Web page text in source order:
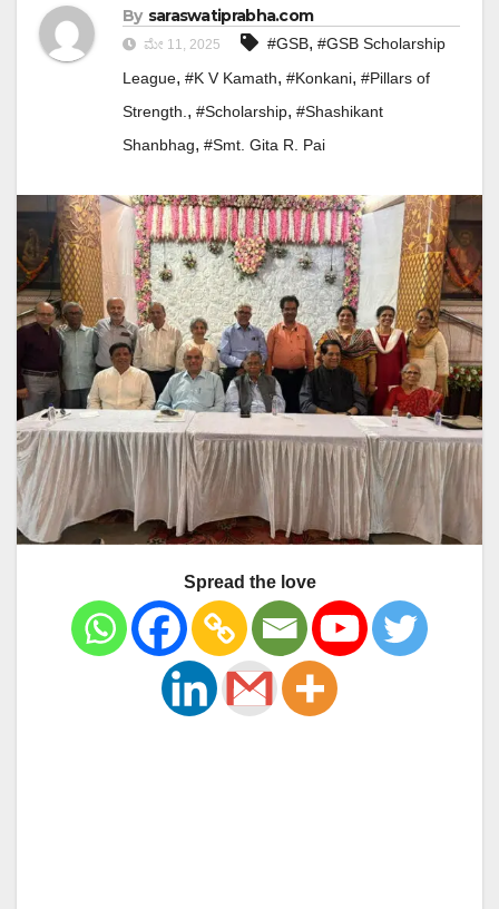
By saraswatiprabha.com
ಮೇ 11, 2025 #GSB, #GSB Scholarship
League, #K V Kamath, #Konkani, #Pillars of
Strength. , #Scholarship, #Shashikant
Shanbhag, #Smt. Gita R. Pai
Spread the love